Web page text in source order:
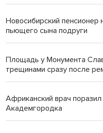
Новосибирский пенсионер
пьющего сына подруги
Площадь у Монумента
трещинами сразу после
Африканский врач
Академгородка